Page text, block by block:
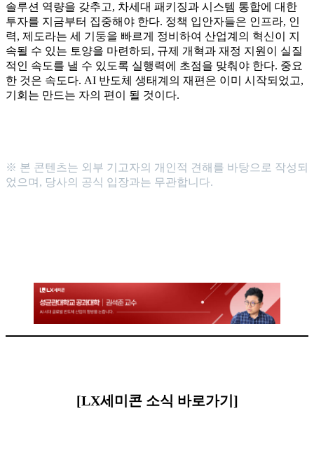
솔루션 역량을 갖추고, 차세대 패키징과 시스템 통합에 대한
투자를 지금부터 집중해야 한다. 정책 입안자들은 인프라, 인
력, 제도라는 세 기둥을 빠르게 정비하여 산업계의 혁신이 지
속될 수 있는 토양을 마련하되, 규제 개혁과 재정 지원이 실질
적인 속도를 낼 수 있도록 실행력에 초점을 맞춰야 한다. 중요
한 것은 속도다. AI 반도체 생태계의 재편은 이미 시작되었고,
기회는 만드는 자의 편이 될 것이다.
※ 본 콘텐츠는 외부 기고자의 개인적 견해를 바탕으로 작성되
었으며, 당사의 공식 입장과는 무관합니다.
[LX세미콘 소식 바로가기]